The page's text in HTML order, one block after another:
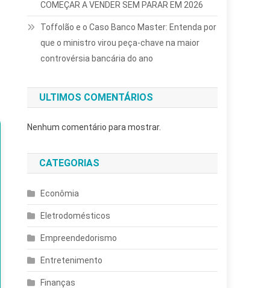
COMEÇAR A VENDER SEM PARAR EM 2026
Toffolão e o Caso Banco Master: Entenda por
que o ministro virou peça-chave na maior
controvérsia bancária do ano
ULTIMOS COMENTÁRIOS
Nenhum comentário para mostrar.
CATEGORIAS
Econômia
Eletrodomésticos
Empreendedorismo
Entretenimento
Finanças